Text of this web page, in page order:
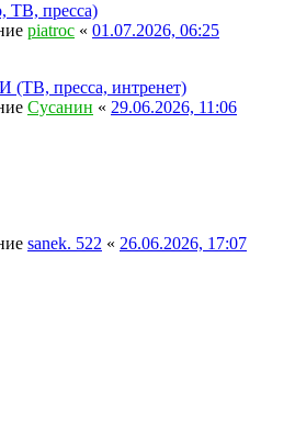
пресса)
piatroc « 01.07.2026, 06:25
(ТВ, пресса, интренет)
Сусанин « 29.06.2026, 11:06
sanek. 522 « 26.06.2026, 17:07